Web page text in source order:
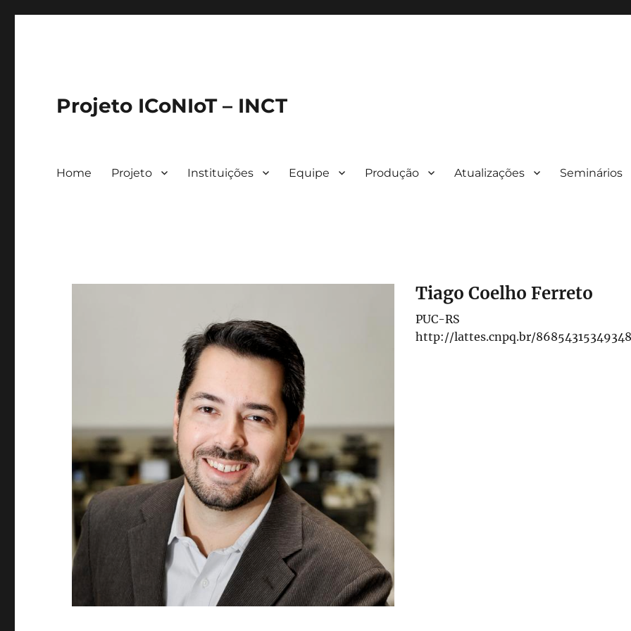
Projeto ICoNIoT – INCT
Home Projeto Instituições Equipe Produção Atualizações Seminários
Tiago Coelho Ferreto
PUC-RS
http://lattes.cnpq.br/